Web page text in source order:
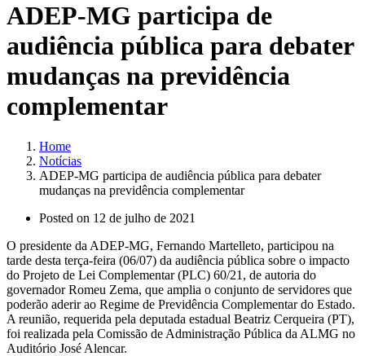
ADEP-MG participa de
audiência pública para debater
mudanças na previdência
complementar
Home
Notícias
ADEP-MG participa de audiência pública para debater
mudanças na previdência complementar
Posted on 12 de julho de 2021
O presidente da ADEP-MG, Fernando Martelleto, participou na
tarde desta terça-feira (06/07) da audiência pública sobre o impacto
do Projeto de Lei Complementar (PLC) 60/21, de autoria do
governador Romeu Zema, que amplia o conjunto de servidores que
poderão aderir ao Regime de Previdência Complementar do Estado.
A reunião, requerida pela deputada estadual Beatriz Cerqueira (PT),
foi realizada pela Comissão de Administração Pública da ALMG no
Auditório José Alencar.